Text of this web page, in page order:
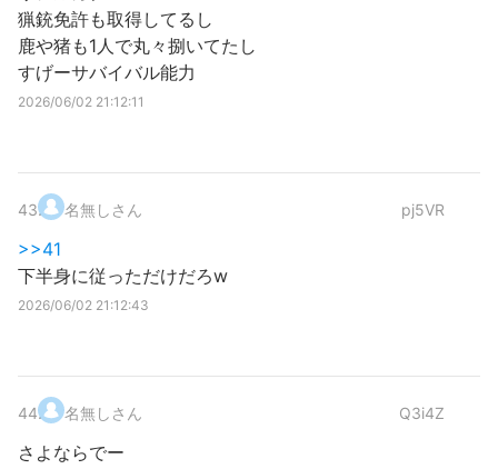
猟銃免許も取得してるし
鹿や猪も1人で丸々捌いてたし
すげーサバイバル能力
2026/06/02 21:12:11
43. 名無しさん pj5VR
>>41
下半身に従っただけだろw
2026/06/02 21:12:43
44. 名無しさん Q3i4Z
さよならでー